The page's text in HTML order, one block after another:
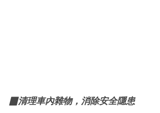
▉清理車內雜物，消除安全隱患